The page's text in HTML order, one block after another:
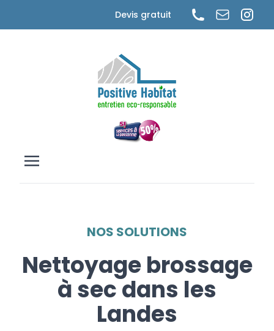
Devis gratuit
NOS SOLUTIONS
Nettoyage brossage
à sec dans les
Landes